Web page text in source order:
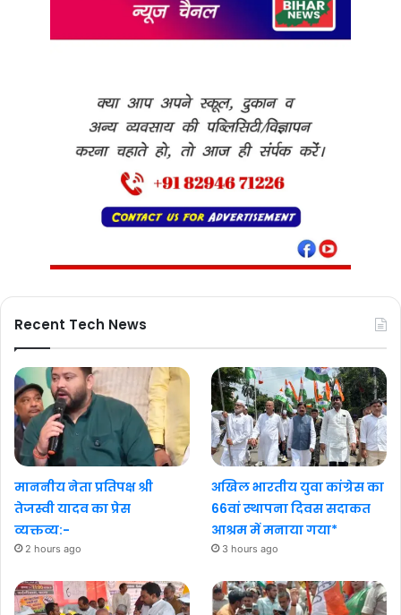
Recent Tech News
माननीय नेता प्रतिपक्ष श्री
तेजस्वी यादव का प्रेस
व्यक्तव्य:-
2 hours ago
अखिल भारतीय युवा कांग्रेस का
66वां स्थापना दिवस सदाकत
आश्रम में मनाया गया*
3 hours ago